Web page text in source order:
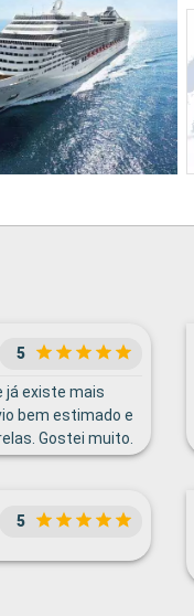
5
já existe mais
bem estimado e
Gostei muito.
5